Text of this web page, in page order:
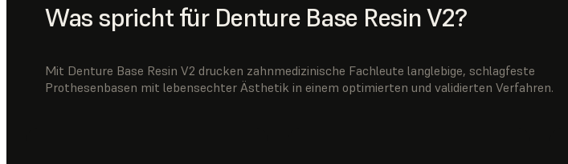
Was spricht für Denture Base Resin V2?
Mit Denture Base Resin V2 drucken zahnmedizinische Fachleute langlebige, schlagfeste
Prothesenbasen mit lebensechter Ästhetik in einem optimierten und validierten Verfahren.